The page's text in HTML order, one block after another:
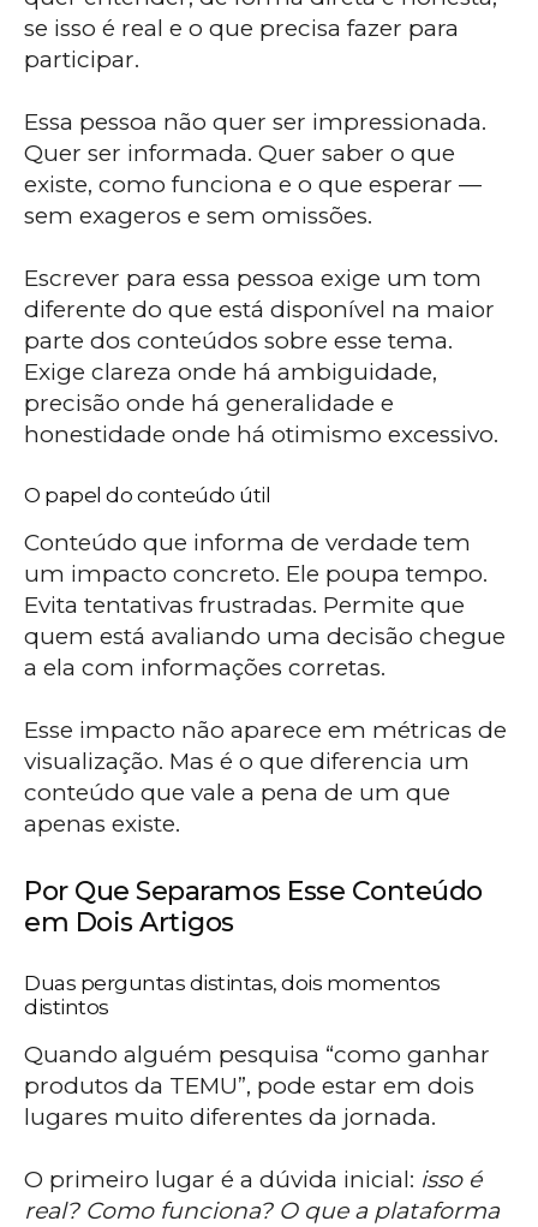
se isso é real e o que precisa fazer para
participar.
Essa pessoa não quer ser impressionada.
Quer ser informada. Quer saber o que
existe, como funciona e o que esperar —
sem exageros e sem omissões.
Escrever para essa pessoa exige um tom
diferente do que está disponível na maior
parte dos conteúdos sobre esse tema.
Exige clareza onde há ambiguidade,
precisão onde há generalidade e
honestidade onde há otimismo excessivo.
O papel do conteúdo útil
Conteúdo que informa de verdade tem
um impacto concreto. Ele poupa tempo.
Evita tentativas frustradas. Permite que
quem está avaliando uma decisão chegue
a ela com informações corretas.
Esse impacto não aparece em métricas de
visualização. Mas é o que diferencia um
conteúdo que vale a pena de um que
apenas existe.
Por Que Separamos Esse Conteúdo
em Dois Artigos
Duas perguntas distintas, dois momentos
distintos
Quando alguém pesquisa “como ganhar
produtos da TEMU”, pode estar em dois
lugares muito diferentes da jornada.
O primeiro lugar é a dúvida inicial: isso é
real? Como funciona? O que a plataforma